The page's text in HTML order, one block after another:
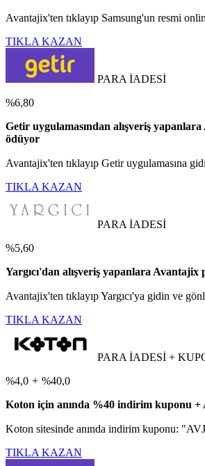
Avantajix'ten tıklayıp Samsung'un resmi
TIKLA KAZAN
PARA İADESİ
%6,80
Getir uygulamasından alışveriş
ödüyor
Avantajix'ten tıklayıp Getir uygulamasına
TIKLA KAZAN
PARA İADESİ
%5,60
Yargıcı'dan alışveriş yapanlara
Avantajix'ten tıklayıp Yargıcı'ya gidin ve
TIKLA KAZAN
PARA İADESİ +
%4,0 + %40,0
Koton için anında %40 indirim kuponu +
Koton sitesinde anında indirim kuponu:
TIKLA KAZAN